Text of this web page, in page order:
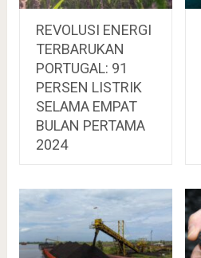
REVOLUSI ENERGI
TERBARUKAN
PORTUGAL: 91
PERSEN LISTRIK
SELAMA EMPAT
BULAN PERTAMA
2024